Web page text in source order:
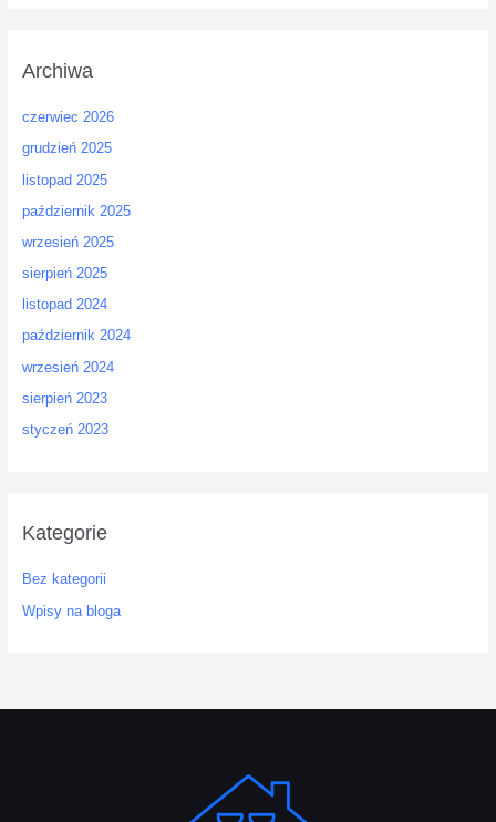
a
d
l
a
:
Archiwa
czerwiec 2026
grudzień 2025
listopad 2025
październik 2025
wrzesień 2025
sierpień 2025
listopad 2024
październik 2024
wrzesień 2024
sierpień 2023
styczeń 2023
Kategorie
Bez kategorii
Wpisy na bloga